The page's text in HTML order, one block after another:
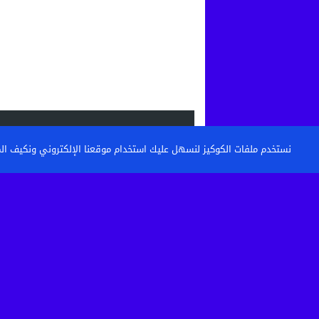
القنيطرة: تكوين حراس الأمن وأعوان
خطوة نحو مستشفى أكثر...
نستخدم ملفات الكوكيز لنسهل عليك استخدام موقعنا الإلكتروني ونكيف